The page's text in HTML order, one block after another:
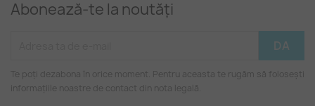
Abonează-te la noutăți
Te poți dezabona în orice moment. Pentru aceasta te rugăm să folosești
informațiile noastre de contact din nota legală.